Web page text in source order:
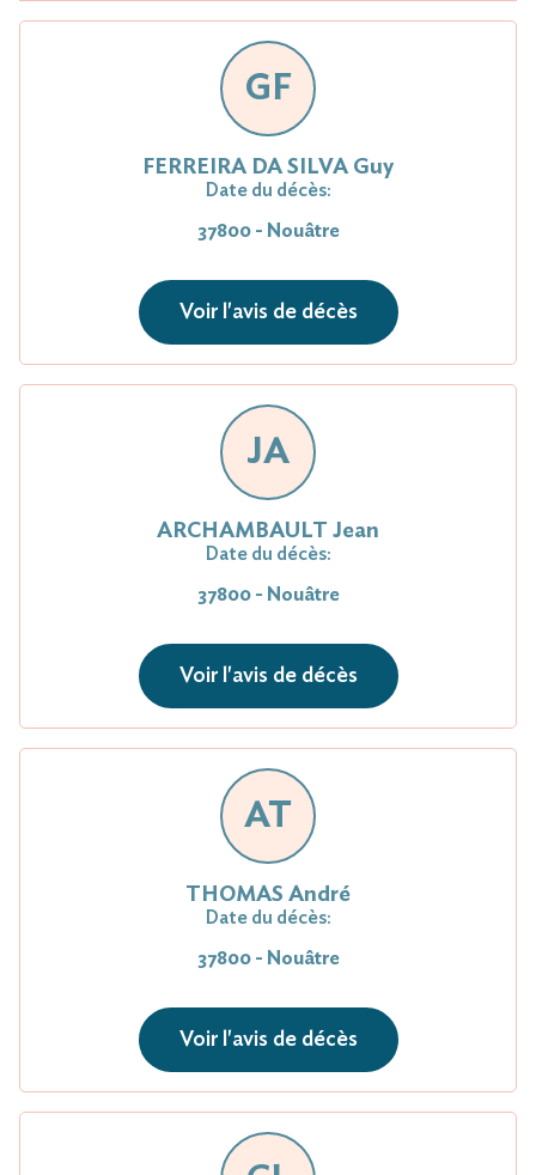
GF
FERREIRA DA SILVA Guy
Date du décès:
37800 - Nouâtre
Voir l'avis de décès
JA
ARCHAMBAULT Jean
Date du décès:
37800 - Nouâtre
Voir l'avis de décès
AT
THOMAS André
Date du décès:
37800 - Nouâtre
Voir l'avis de décès